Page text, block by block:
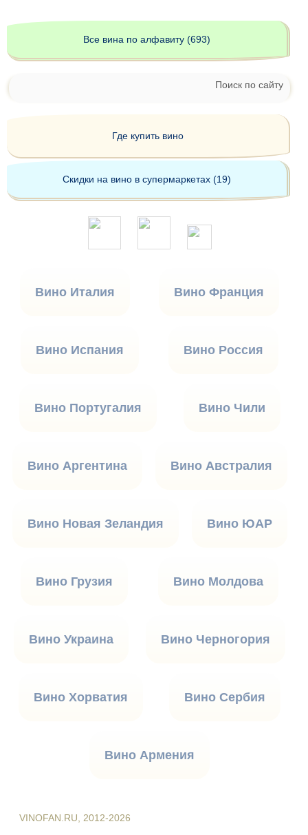
Все вина по алфавиту (693)
Поиск по сайту
Где купить вино
Скидки на вино в супермаркетах (19)
Вино Италия Вино Франция
Вино Испания Вино Россия
Вино Португалия Вино Чили
Вино Аргентина Вино Австралия
Вино Новая Зеландия Вино ЮАР
Вино Грузия Вино Молдова
Вино Украина Вино Черногория
Вино Хорватия Вино Сербия
Вино Армения
VINOFAN.RU, 2012-2026